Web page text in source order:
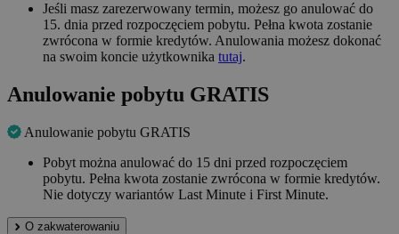
Jeśli masz zarezerwowany termin, możesz go anulować do
15. dnia przed rozpoczęciem pobytu. Pełna kwota zostanie
zwrócona w formie kredytów. Anulowania możesz dokonać
na swoim koncie użytkownika tutaj.
Anulowanie pobytu GRATIS
Anulowanie pobytu GRATIS
Pobyt można anulować do 15 dni przed rozpoczęciem
pobytu. Pełna kwota zostanie zwrócona w formie kredytów.
Nie dotyczy wariantów Last Minute i First Minute.
O zakwaterowaniu